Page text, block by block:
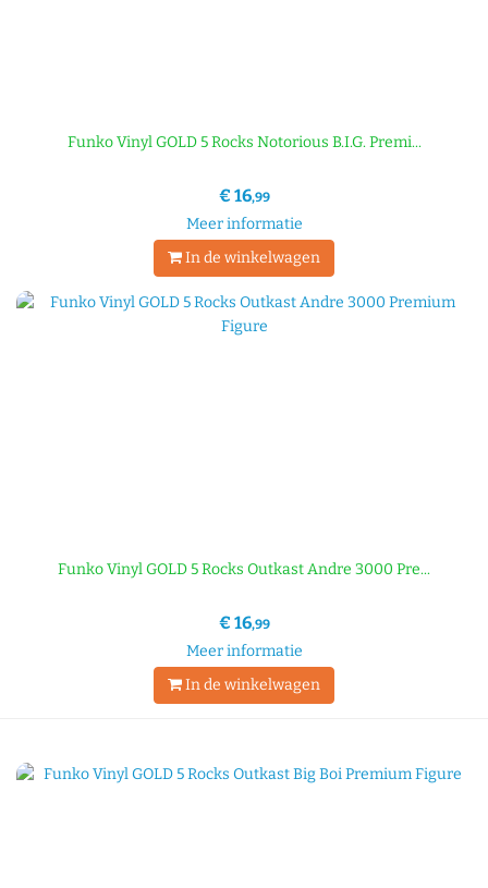
Funko Vinyl GOLD 5 Rocks Notorious B.I.G. Premi...
€ 16,99
Meer informatie
In de winkelwagen
Funko Vinyl GOLD 5 Rocks Outkast Andre 3000 Pre...
€ 16,99
Meer informatie
In de winkelwagen